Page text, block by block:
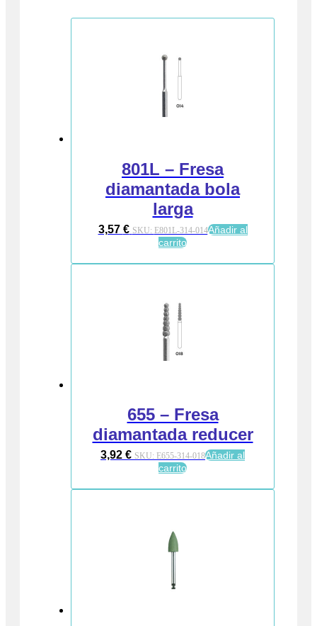
801L – Fresa
diamantada bola
larga
3,57 € SKU: E801L-314-014Añadir al
carrito
655 – Fresa
diamantada reducer
3,92 € SKU: E655-314-018Añadir al
carrito